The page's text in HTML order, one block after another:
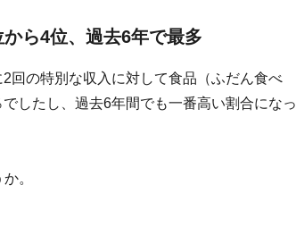
ら4位、過去6年で最多
回の特別な収入に対して食品（ふだん食べ
したし、過去6年間でも一番高い割合になっ
。